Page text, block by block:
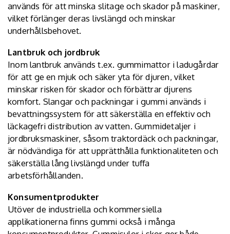
används för att minska slitage och skador på maskiner,
vilket förlänger deras livslängd och minskar
underhållsbehovet.
Lantbruk och jordbruk
Inom lantbruk används t.ex. gummimattor i ladugårdar
för att ge en mjuk och säker yta för djuren, vilket
minskar risken för skador och förbättrar djurens
komfort. Slangar och packningar i gummi används i
bevattningssystem för att säkerställa en effektiv och
läckagefri distribution av vatten. Gummidetaljer i
jordbruksmaskiner, såsom traktordäck och packningar,
är nödvändiga för att upprätthålla funktionaliteten och
säkerställa lång livslängd under tuffa
arbetsförhållanden.
Konsumentprodukter
Utöver de industriella och kommersiella
applikationerna finns gummi också i många